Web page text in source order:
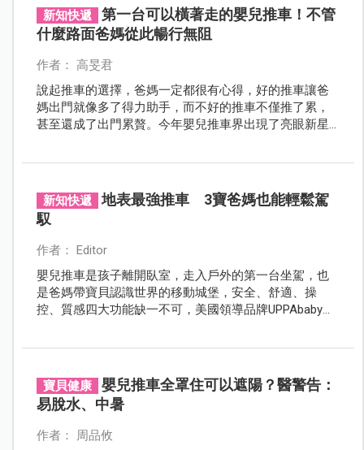
新知快遞
第一台可以橫著走的嬰兒推車！不管
什麼路面爸媽從此暢行無阻
作者： 高旻君
說起推車的選擇，爸媽一定都很有心得，好的推車讓爸
媽出門就像多了得力助手，而不好的推車不僅推了累，
甚至還成了出門累贅。今年嬰兒推車界出現了亮眼新星
新知快遞
地表最強推車 3寶爸媽也能輕鬆駕
馭
作者： Editor
嬰兒推車是孩子離開臥室，走入戶外的第一台坐駕，也
是爸媽帶寶貝認識世界的移動城堡，安全、舒適、操
控、質感四大功能缺一不可，美國領導品牌UPPAbaby選
不用拆卸任何零件就能直接收車的唯一品牌，寶寶坐得
舒適，媽媽推得輕鬆，地表最強推車美譽當之無愧。
寶貝健康
嬰兒推車全罩住可以遮陽？醫警告：
易脫水、中暑
作者： 周品攸